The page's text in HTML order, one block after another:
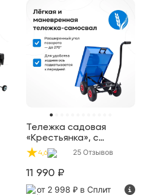
Тележка садовая
«Крестьянка», с
подкатными колёсами
4,6 25 Отзывов
11 990 ₽
от 2 998 ₽ в Сплит